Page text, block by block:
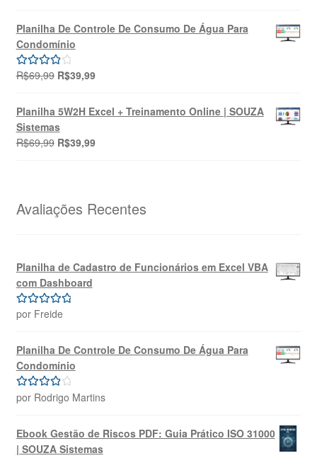
original
era:
R$49,90.
atual
é:
Planilha De Controle De Consumo De Água Para
Condomínio
Avaliação
R$69,99 O
original
era:
R$69,99.
R$39,99O
atual
é:
R$39,99.
Planilha 5W2H Excel + Treinamento Online | SOUZA
Sistemas
R$69,99 O
R$69,99.
R$39,99O
R$39,99.
Avaliações Recentes
Planilha de Cadastro de Funcionários em Excel VBA
com Dashboard
Avaliação5
por Freide
Planilha De Controle De Consumo De Água Para
Condomínio
Avaliação
por Rodrigo Martins
Ebook Gestão de Riscos PDF: Guia Prático ISO 31000
| SOUZA Sistemas